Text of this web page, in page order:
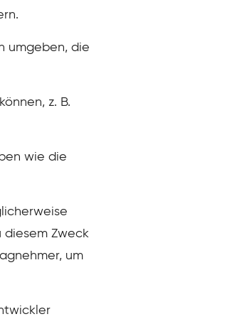
umgeben, die
z. B.
wie die
diesem Zweck
um